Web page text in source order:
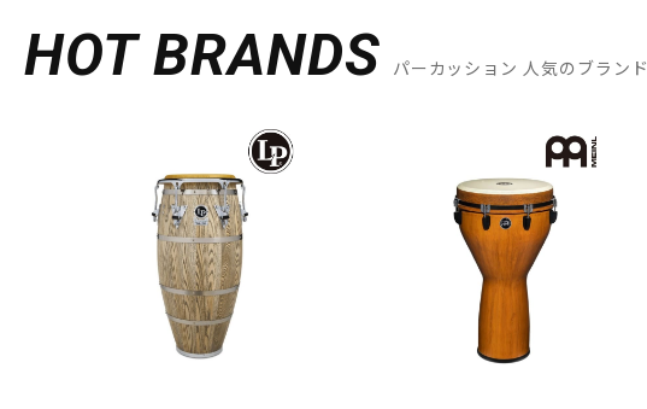
HOT BRANDS パーカッション 人気のブランド